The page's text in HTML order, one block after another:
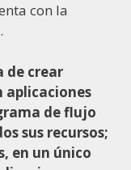
con la
de crear
aplicaciones
de flujo
sus recursos;
en un único